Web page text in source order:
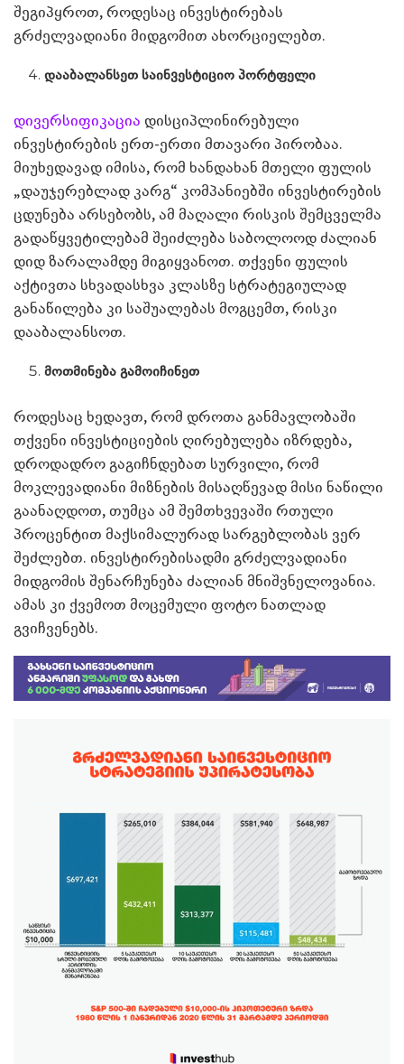
შეგიპყროთ, როდესაც ინვესტირებას
გრძელვადიანი მიდგომით ახორციელებთ.
დააბალანსეთ საინვესტიციო პორტფელი
დივერსიფიკაცია დისციპლინირებული
ინვესტირების ერთ-ერთი მთავარი პირობაა.
მიუხედავად იმისა, რომ ხანდახან მთელი ფულის
„დაუჯერებლად კარგ“ კომპანიებში ინვესტირების
ცდუნება არსებობს, ამ მაღალი რისკის შემცველმა
გადაწყვეტილებამ შეიძლება საბოლოოდ ძალიან
დიდ ზარალამდე მიგიყვანოთ. თქვენი ფულის
აქტივთა სხვადასხვა კლასზე სტრატეგიულად
განაწილება კი საშუალებას მოგცემთ, რისკი
დააბალანსოთ.
მოთმინება გამოიჩინეთ
როდესაც ხედავთ, რომ დროთა განმავლობაში
თქვენი ინვესტიციების ღირებულება იზრდება,
დროდადრო გაგიჩნდებათ სურვილი, რომ
მოკლევადიანი მიზნების მისაღწევად მისი ნაწილი
გაანაღდოთ, თუმცა ამ შემთხვევაში რთული
პროცენტით მაქსიმალურად სარგებლობას ვერ
შეძლებთ. ინვესტირებისადმი გრძელვადიანი
მიდგომის შენარჩუნება ძალიან მნიშვნელოვანია.
ამას კი ქვემოთ მოცემული ფოტო ნათლად
გვიჩვენებს.